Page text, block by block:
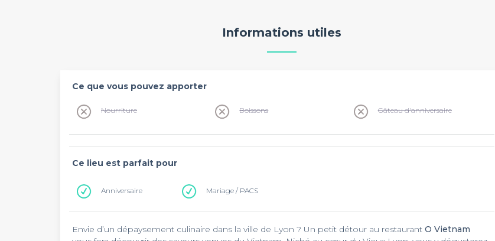
Informations utiles
Ce que vous pouvez apporter
Nourriture Boissons Gâteau d'anniversaire
Ce lieu est parfait pour
Anniversaire Mariage / PACS
Envie d’un dépaysement culinaire dans la ville de Lyon ? Un petit détour au restaurant O Vietnam